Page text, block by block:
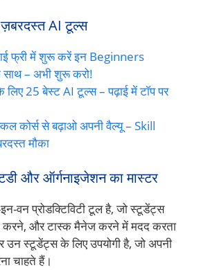
AI टूल्स
फ्री में शुरू करें इन Beginners
– अभी शुरू करो!
25 बेस्ट AI टूल्स – पढ़ाई में टॉप पर
कोर्स से बढ़ाओ अपनी वैल्यू – Skill
मौका
और ऑर्गनाइजेशन का मास्टर
वन प्रोडक्टिविटी टूल है, जो स्टूडेंट्स
करने, और टास्क मैनेज करने में मदद करता
उन स्टूडेंट्स के लिए उपयोगी है, जो अपनी
चाहते हैं।